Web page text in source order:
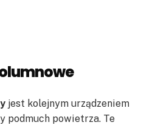
jest kolejnym urządzeniem
podmuch powietrza. Te